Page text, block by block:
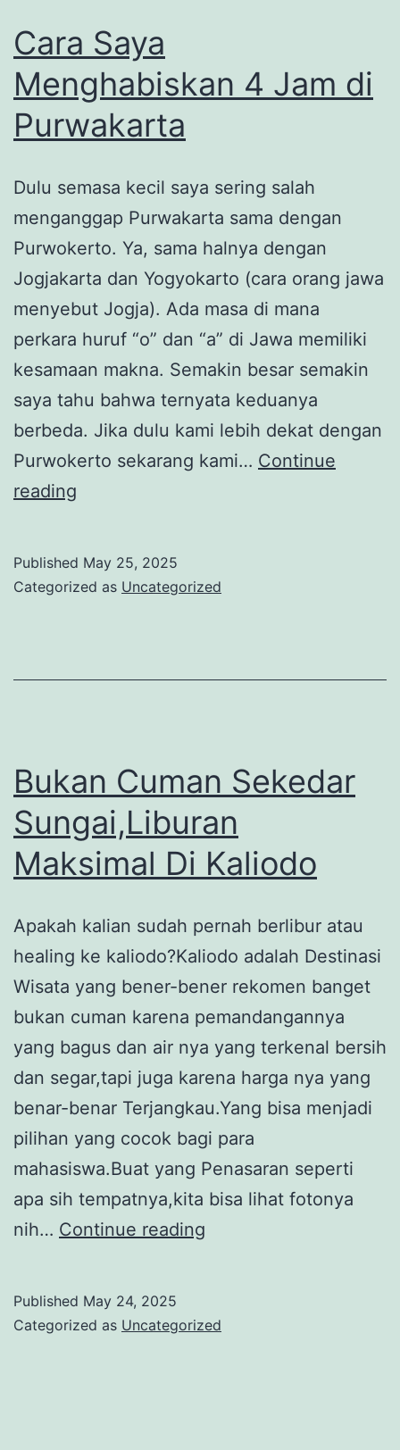
Cara Saya
Menghabiskan 4 Jam di
Purwakarta
Dulu semasa kecil saya sering salah
menganggap Purwakarta sama dengan
Purwokerto. Ya, sama halnya dengan
Jogjakarta dan Yogyokarto (cara orang jawa
menyebut Jogja). Ada masa di mana
perkara huruf “o” dan “a” di Jawa memiliki
kesamaan makna. Semakin besar semakin
saya tahu bahwa ternyata keduanya
berbeda. Jika dulu kami lebih dekat dengan
Purwokerto sekarang kami… Continue
reading
4
Published May 25, 2025
Categorized as Uncategorized
Bukan Cuman Sekedar
Sungai,Liburan
Maksimal Di Kaliodo
Apakah kalian sudah pernah berlibur atau
healing ke kaliodo?Kaliodo adalah Destinasi
Wisata yang bener-bener rekomen banget
bukan cuman karena pemandangannya
yang bagus dan air nya yang terkenal bersih
dan segar,tapi juga karena harga nya yang
benar-benar Terjangkau.Yang bisa menjadi
pilihan yang cocok bagi para
mahasiswa.Buat yang Penasaran seperti
apa sih tempatnya,kita bisa lihat fotonya
nih… Continue reading
Sungai,Liburan
Published May 24, 2025
Categorized as Uncategorized